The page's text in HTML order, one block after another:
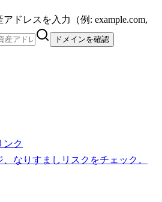
ドレスを入力（例: example.com,
ドメインを確認
ンク
なりすましリスクをチェック。